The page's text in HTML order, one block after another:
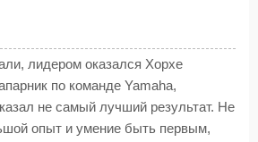
лидером оказался Хорхе
по команде Yamaha,
не самый лучший результат. Не
опыт и умение быть первым,